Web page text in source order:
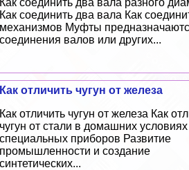
Как соединить два вала Как
механизмов Муфты
соединения валов или других...
Как отличить чугун от железа
Как отличить чугун от железа Как
чугун от стали в домашних
специальных приборов Развитие
промышленности и создание
синтетических...